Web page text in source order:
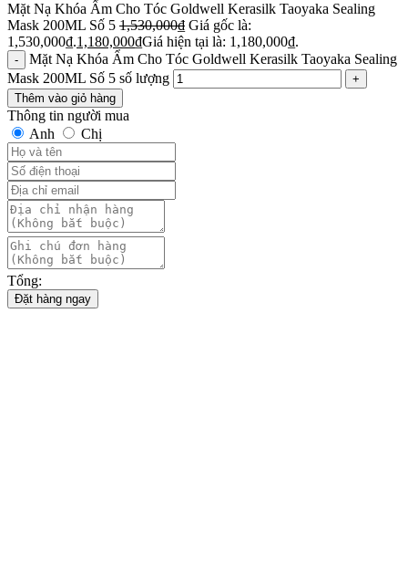
Mặt Nạ Khóa Ẩm Cho Tóc Goldwell Kerasilk Taoyaka Sealing
Mask 200ML Số 5 1,530,000₫ Giá gốc là:
1,530,000₫.1,180,000₫Giá hiện tại là: 1,180,000₫.
Mặt Nạ Khóa Ẩm Cho Tóc Goldwell Kerasilk Taoyaka Sealing
Mask 200ML Số 5 số lượng
Thêm vào giỏ hàng
Thông tin người mua
Anh
Chị
Tổng:
Đặt hàng ngay